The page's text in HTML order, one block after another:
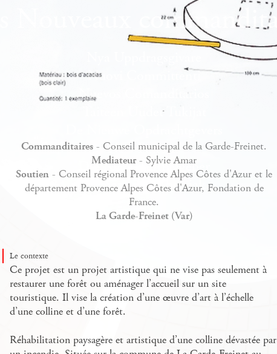
Commanditaires - Conseil municipal de la Garde-Freinet.
Mediateur- Sylvie Amar
Soutien - Conseil régional Provence Alpes Côtes d'Azur et le
département Provence Alpes Côtes d'Azur, Fondation de
France.
La Garde-Freinet (Var)
Le contexte
Ce projet est un projet artistique qui ne vise pas seulement à
restaurer une forêt ou aménager l’accueil sur un site
touristique. Il vise la création d’une œuvre d’art à l’échelle
d’une colline et d’une forêt.
Réhabilitation paysagère et artistique d’une colline dévastée par